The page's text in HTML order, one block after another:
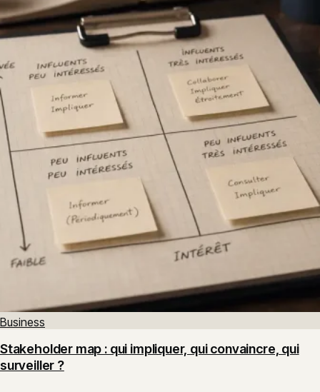
Business
Stakeholder map : qui impliquer, qui convaincre, qui
surveiller ?